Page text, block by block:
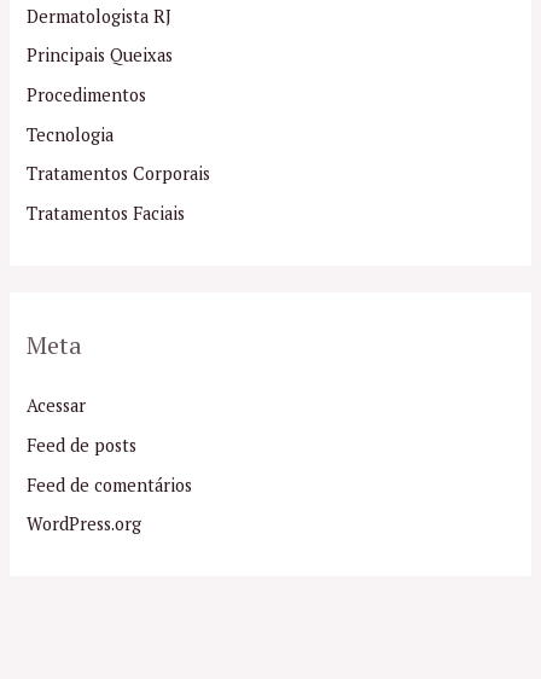
Dermatologista RJ
Principais Queixas
Procedimentos
Tecnologia
Tratamentos Corporais
Tratamentos Faciais
Meta
Acessar
Feed de posts
Feed de comentários
WordPress.org